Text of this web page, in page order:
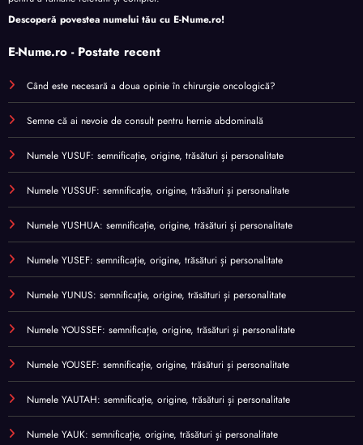
Descoperă povestea numelui tău cu E-Nume.ro!
E-Nume.ro - Postate recent
Când este necesară a doua opinie în chirurgie oncologică?
Semne că ai nevoie de consult pentru hernie abdominală
Numele YUSUF: semnificație, origine, trăsături și personalitate
Numele YUSSUF: semnificație, origine, trăsături și personalitate
Numele YUSHUA: semnificație, origine, trăsături și personalitate
Numele YUSEF: semnificație, origine, trăsături și personalitate
Numele YUNUS: semnificație, origine, trăsături și personalitate
Numele YOUSSEF: semnificație, origine, trăsături și personalitate
Numele YOUSEF: semnificație, origine, trăsături și personalitate
Numele YAUTAH: semnificație, origine, trăsături și personalitate
Numele YAUK: semnificație, origine, trăsături și personalitate